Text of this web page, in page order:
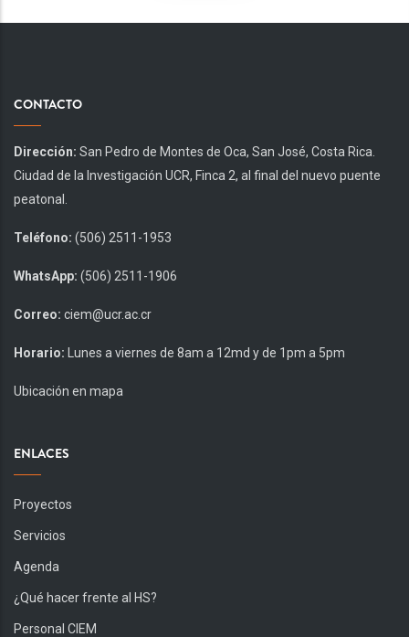
CONTACTO
Dirección: San Pedro de Montes de Oca, San José, Costa Rica.
Ciudad de la Investigación UCR, Finca 2, al final del nuevo puente
peatonal.
Teléfono: (506) 2511-1953
WhatsApp: (506) 2511-1906
Correo: ciem@ucr.ac.cr
Horario: Lunes a viernes de 8am a 12md y de 1pm a 5pm
Ubicación en mapa
ENLACES
Proyectos
Servicios
Agenda
¿Qué hacer frente al HS?
Personal CIEM